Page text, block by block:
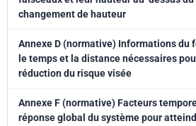
que la distance de séparation;
provenant des émissions (par exemple,
ou liquides, les rayonnements, les arcs
les fumées, les gaz);
d'éléments mécaniques de la machine ou de
changement de hauteur
Annexe D (normative) Informations du
le temps et la distance nécessaires
réduction du risque visée
Annexe F (normative) Facteurs
réponse global du système pour